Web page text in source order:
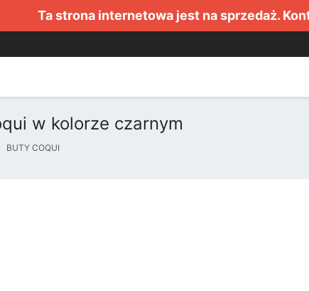
Ta strona internetowa jest na sprzedaż.
w kolorze czarnym
BUTY COQUI